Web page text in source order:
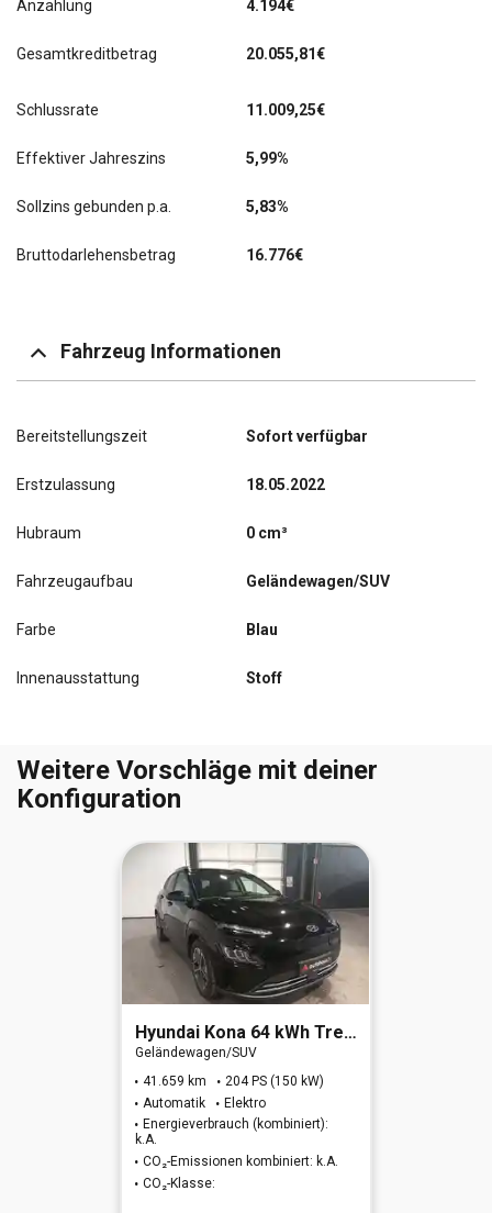
Anzahlung 4.194€
Gesamtkreditbetrag 20.055,81€
Schlussrate 11.009,25€
Effektiver Jahreszins 5,99%
Sollzins gebunden p.a. 5,83%
Bruttodarlehensbetrag 16.776€
Fahrzeug Informationen
Bereitstellungszeit Sofort verfügbar
Erstzulassung 18.05.2022
Hubraum 0 cm³
Fahrzeugaufbau Geländewagen/SUV
Farbe Blau
Innenausstattung Stoff
Weitere Vorschläge mit deiner
Konfiguration
Hyundai Kona 64 kWh Trend-Paket Elektro 2WD
Geländewagen/SUV
41.659 km
204 PS (150 kW)
Automatik
Elektro
Energieverbrauch (kombiniert):
k.A.
CO₂-Emissionen kombiniert: k.A.
CO₂-Klasse: